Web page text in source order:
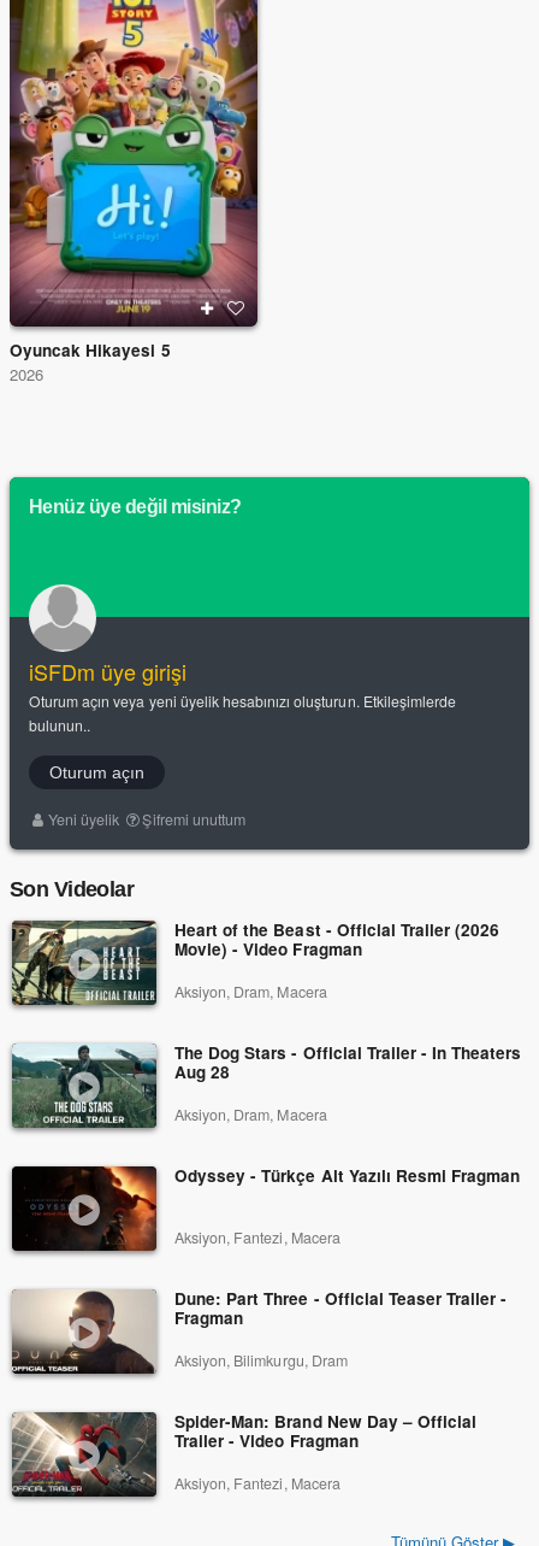
Oyuncak Hikayesi 5
2026
Henüz üye değil misiniz?
iSFDm üye girişi
Oturum açın veya yeni üyelik hesabınızı oluşturun. Etkileşimlerde
bulunun..
Oturum açın
Yeni üyelik Şifremi unuttum
Son Videolar
Heart of the Beast - Official Trailer (2026
Movie) - Video Fragman
Aksiyon, Dram, Macera
The Dog Stars - Official Trailer - In Theaters
Aug 28
Aksiyon, Dram, Macera
Odyssey - Türkçe Alt Yazılı Resmi Fragman
Aksiyon, Fantezi, Macera
Dune: Part Three - Official Teaser Trailer -
Fragman
Aksiyon, Bilimkurgu, Dram
Spider-Man: Brand New Day – Official
Trailer - Video Fragman
Aksiyon, Fantezi, Macera